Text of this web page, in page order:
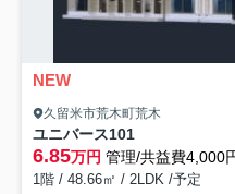
NEW
久留米市荒木町荒木
ユニバース101
6.85万円 管理/共益費4,000
1階 / 48.66㎡ / 2LDK /予定